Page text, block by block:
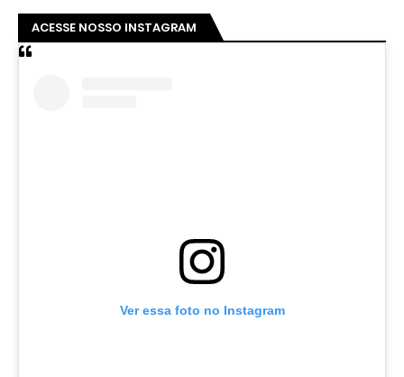
ACESSE NOSSO INSTAGRAM
Ver essa foto no Instagram